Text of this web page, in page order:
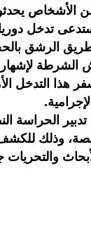
تدخل
الرشق
الشرطة
هذا التدخل
الحراسة
وذلك